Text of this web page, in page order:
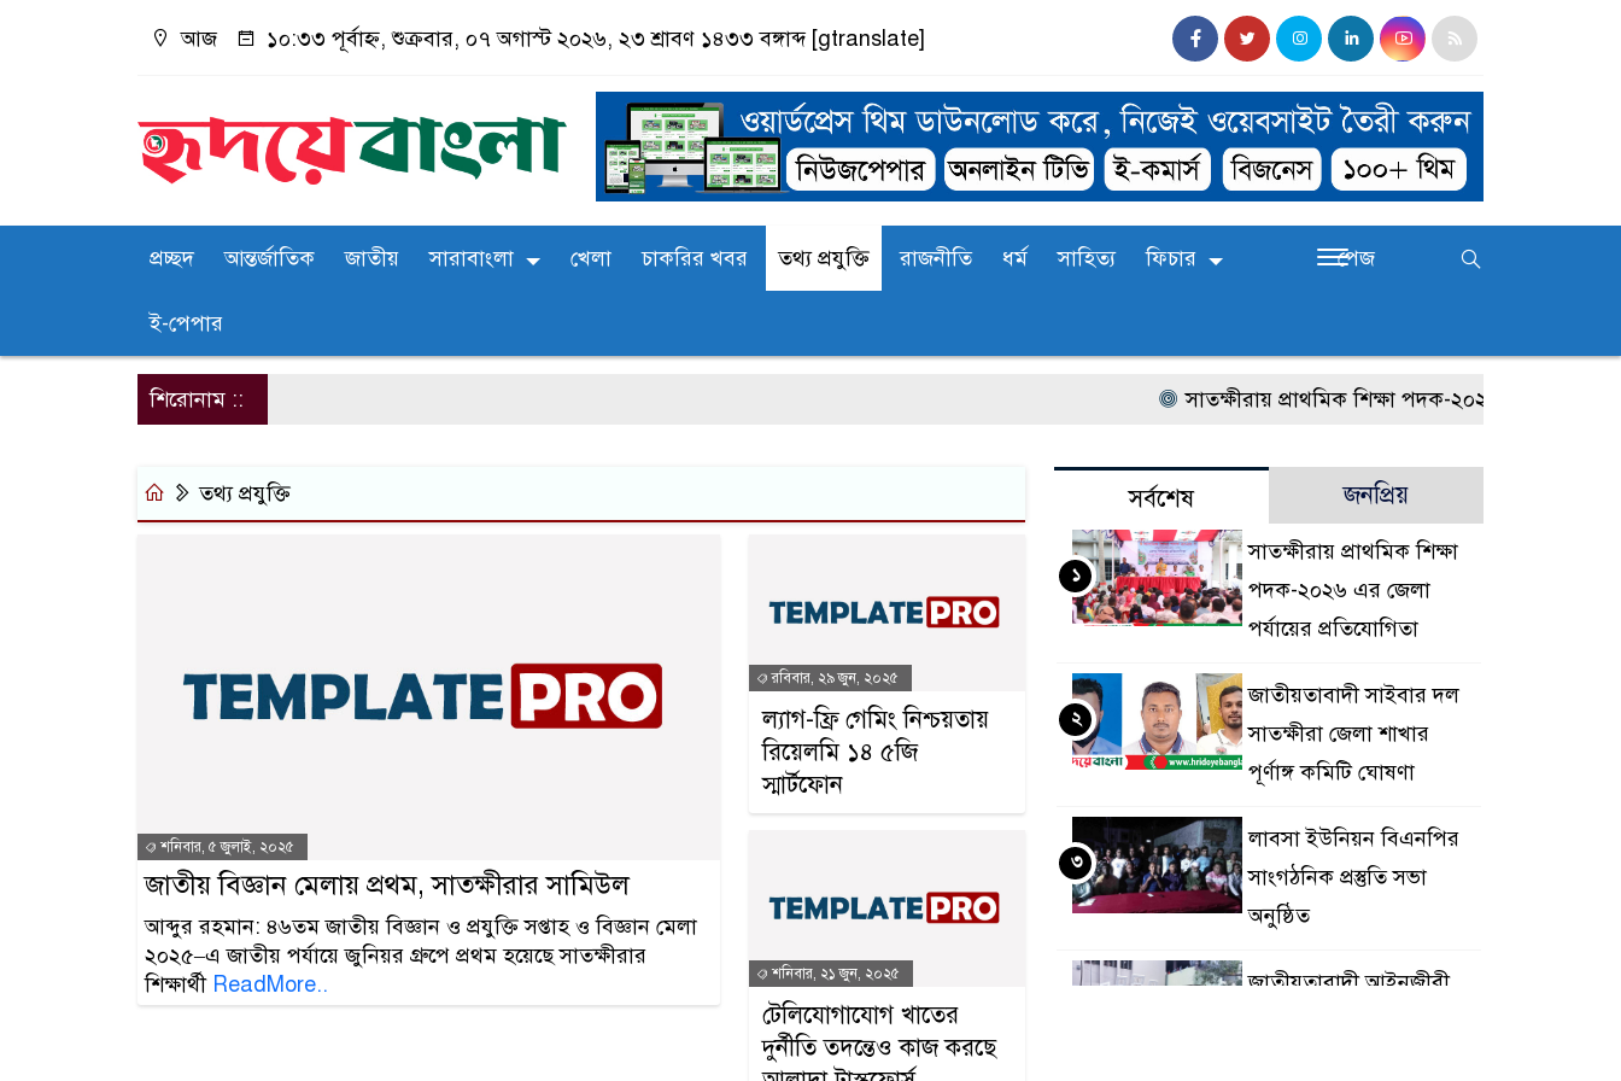
আজ ১০:৩৩ পূর্বাহ্ন, শুক্রবার, ০৭ অগাস্ট ২০২৬, ২৩ শ্রাবণ ১৪৩৩ বঙ্গাব্দ [gtranslate]
প্রচ্ছদ আন্তর্জাতিক জাতীয় সারাবাংলা খেলা চাকরির খবর তথ্য প্রযুক্তি রাজনীতি ধর্ম সাহিত্য ফিচার
ই-পেপার
পেজ
শিরোনাম :: সাতক্ষীরায় প্রাথমিক শিক্ষা পদক-২০২৬ এর জেলা
তথ্য প্রযুক্তি
শনিবার, ৫ জুলাই, ২০২৫
জাতীয় বিজ্ঞান মেলায় প্রথম, সাতক্ষীরার সামিউল
আব্দুর রহমান: ৪৬তম জাতীয় বিজ্ঞান ও প্রযুক্তি সপ্তাহ ও বিজ্ঞান মেলা
২০২৫–এ জাতীয় পর্যায়ে জুনিয়র গ্রুপে প্রথম হয়েছে সাতক্ষীরার
শিক্ষার্থী ReadMore..
রবিবার, ২৯ জুন, ২০২৫
ল্যাগ-ফ্রি গেমিং নিশ্চয়তায়
রিয়েলমি ১৪ ৫জি
স্মার্টফোন
শনিবার, ২১ জুন, ২০২৫
টেলিযোগাযোগ খাতের
দুর্নীতি তদন্তেও কাজ করছে
সর্বশেষ জনপ্রিয়
সাতক্ষীরায় প্রাথমিক শিক্ষা
পদক-২০২৬ এর জেলা
পর্যায়ের প্রতিযোগিতা
১
জাতীয়তাবাদী সাইবার দল
সাতক্ষীরা জেলা শাখার
পূর্ণাঙ্গ কমিটি ঘোষণা
২
লাবসা ইউনিয়ন বিএনপির
সাংগঠনিক প্রস্তুতি সভা
অনুষ্ঠিত
৩
জাতীয়তাবাদী আইনজীবী